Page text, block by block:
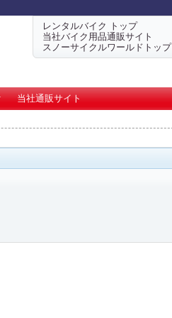
レンタルバイク トップ
当社バイク用品通販サイト
スノーサイクルワールドトップ
当社通販サイト